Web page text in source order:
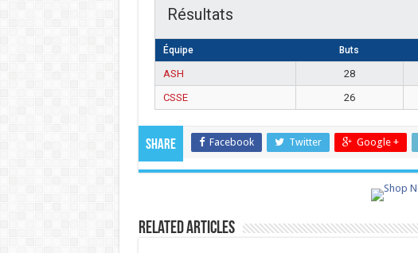
Résultats
Équipe Buts
ASH 28
CSSE
26
Share Facebook Twitter Google +
Related Articles